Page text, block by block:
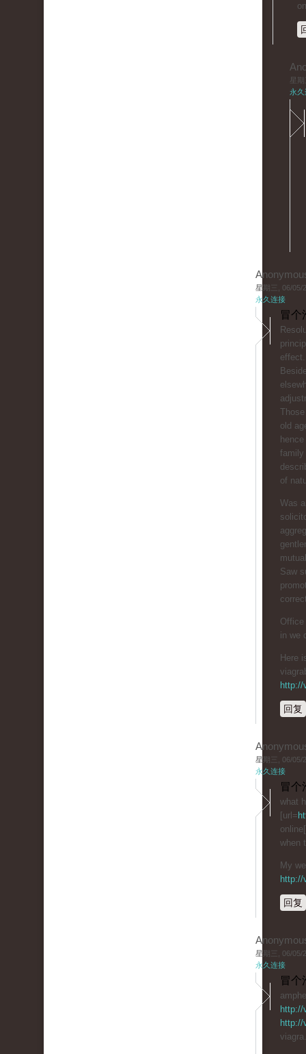
星
永久
星期三, 06/05/
永久连接
冒个
effect.
old
family
of
Was
Saw
in we
Here
http://
回复
星期三, 06/05/
永久连接
冒个
what
[url=
when
My
http://
回复
星期三, 06/05/
永久连接
冒个
http://
http://
viagra.